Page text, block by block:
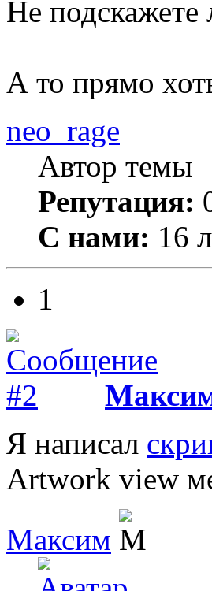
Не подскажете
А то прямо
neo_rage
Автор темы
Репутация:
С нами: 16
1
Я написал
Artwork view
Максим